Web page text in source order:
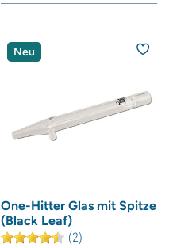
Neu
One-Hitter Glas mit Spitze
(Black Leaf)
(2)